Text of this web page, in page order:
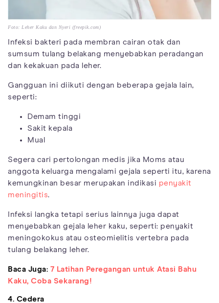
Foto: Leher Kaku dan Nyeri (freepik.com)
Infeksi bakteri pada membran cairan otak dan
sumsum tulang belakang menyebabkan peradangan
dan kekakuan pada leher.
Gangguan ini diikuti dengan beberapa gejala lain,
seperti:
Demam tinggi
Sakit kepala
Mual
Segera cari pertolongan medis jika Moms atau
anggota keluarga mengalami gejala seperti itu, karena
kemungkinan besar merupakan indikasi penyakit
meningitis.
Infeksi langka tetapi serius lainnya juga dapat
menyebabkan gejala leher kaku, seperti: penyakit
meningokokus atau osteomielitis vertebra pada
tulang belakang leher.
Baca Juga: 7 Latihan Peregangan untuk Atasi Bahu
Kaku, Coba Sekarang!
4. Cedera